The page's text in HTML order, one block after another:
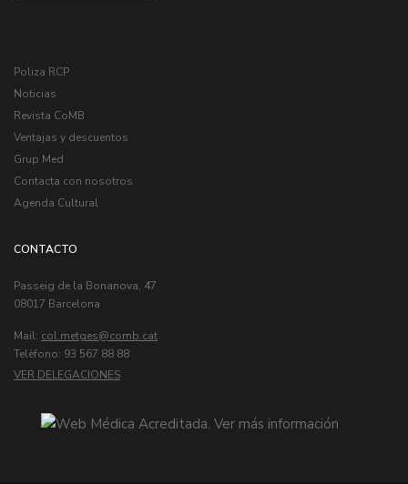
Poliza RCP
Noticias
Revista CoMB
Ventajas y descuentos
Grup Med
Contacta con nosotros
Agenda Cultural
CONTACTO
Passeig de la Bonanova, 47
08017 Barcelona
Mail: col.metges
Telèfono: 93 567 88 88
VER DELEGACIONES